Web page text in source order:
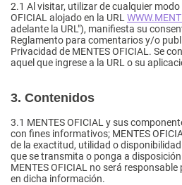
2.1 Al visitar, utilizar de cualquier
OFICIAL alojado en la URL
adelante la URL"), manifiesta su
Reglamento para comentarios y/o
Privacidad de MENTES OFICIAL. Se
aquel que ingrese a la URL o su
3. Contenidos
3.1 MENTES OFICIAL y sus
con fines informativos; MENTES
de la exactitud, utilidad o
que se transmita o ponga a
MENTES OFICIAL no será
en dicha información.